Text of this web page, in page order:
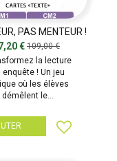
PAS MENTEUR !
€ 109,00 €
la lecture
enquête ! Un jeu
où les élèves
démêlent le...